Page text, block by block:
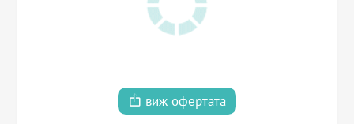
виж офертата